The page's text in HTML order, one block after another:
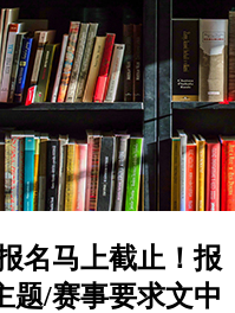
名马上截止！报
题/赛事要求文中